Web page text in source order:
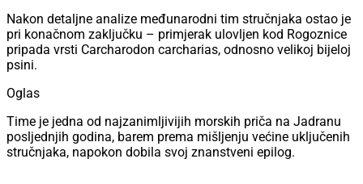
Nakon detaljne analize međunarodni tim stručnjaka ostao je
pri konačnom zaključku – primjerak ulovljen kod Rogoznice
pripada vrsti Carcharodon carcharias, odnosno velikoj bijeloj
psini.
Oglas
Time je jedna od najzanimljivijih morskih priča na Jadranu
posljednjih godina, barem prema mišljenju većine uključenih
stručnjaka, napokon dobila svoj znanstveni epilog.